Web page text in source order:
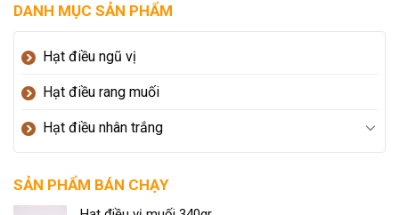
DANH MỤC SẢN PHẨM
Hạt điều ngũ vị
Hạt điều rang muối
Hạt điều nhân trắng
SẢN PHẨM BÁN CHẠY